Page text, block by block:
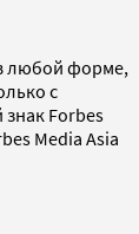
любой форме,
с
Forbes
Media Asia